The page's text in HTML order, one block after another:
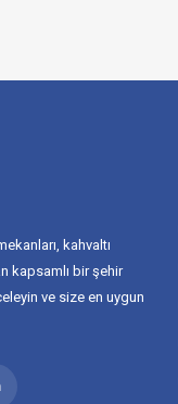
kahvaltı
kapsamlı bir şehir
ve size en uygun